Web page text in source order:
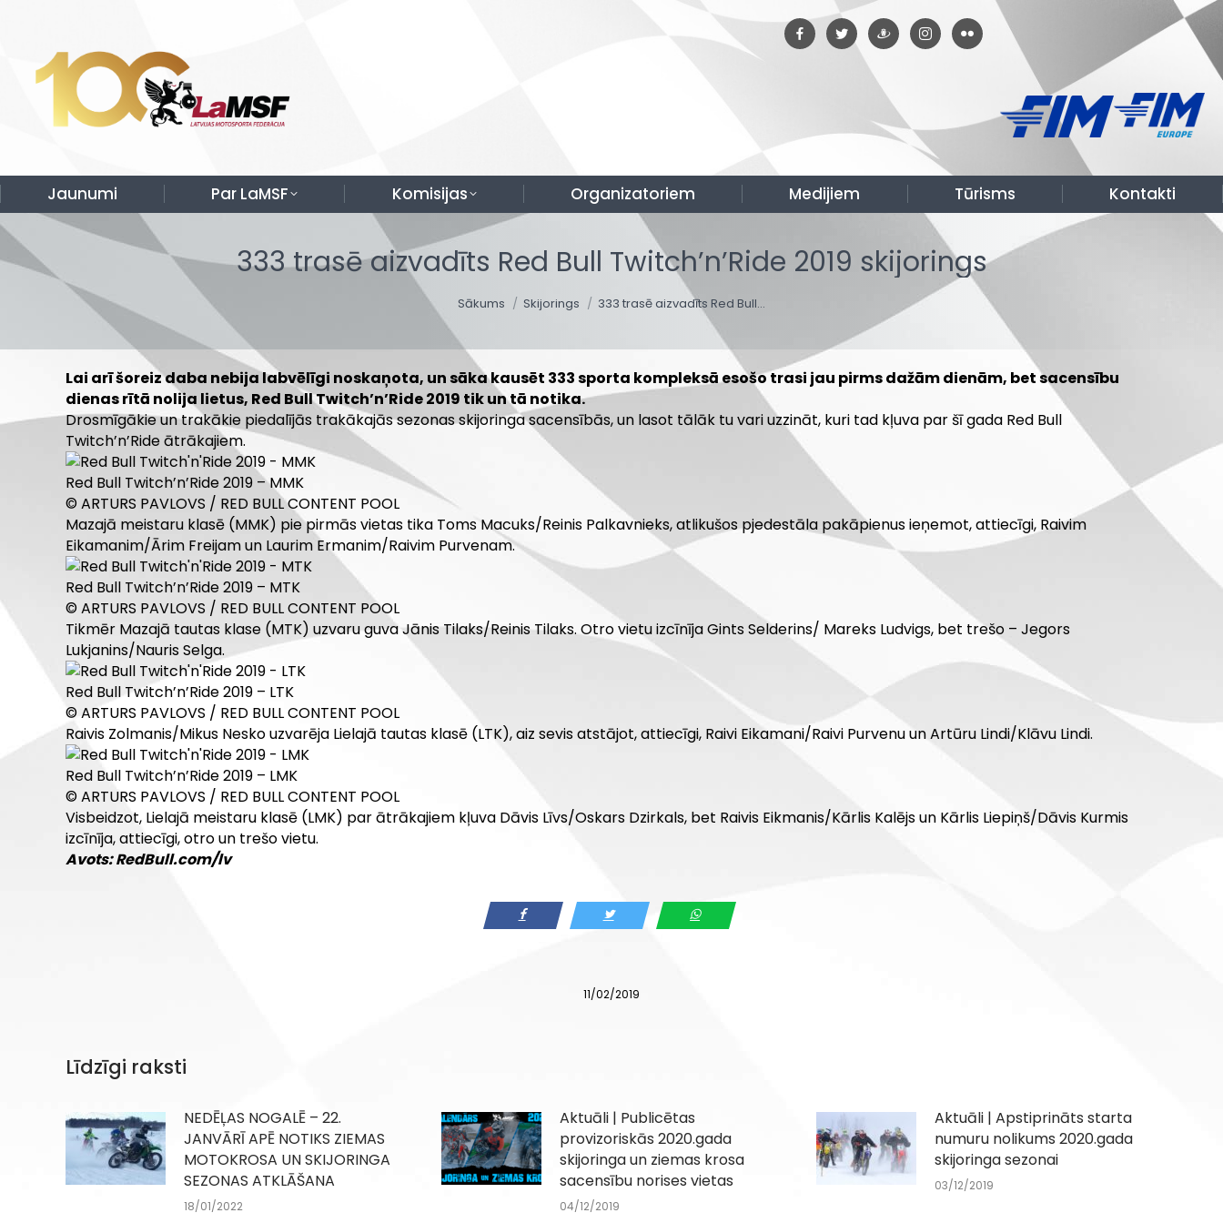
Jaunumi Par LaMSF Komisijas Organizatoriem Medijiem Tūrisms Kontakti
333 trasē aizvadīts Red Bull Twitch’n’Ride 2019 skijorings
Sākums Skijorings 333 trasē aizvadīts Red Bull…
Lai arī šoreiz daba nebija labvēlīgi noskaņota, un sāka kausēt 333 sporta kompleksā esošo trasi jau pirms dažām dienām, bet sacensību
dienas rītā nolija lietus, Red Bull Twitch’n’Ride 2019 tik un tā notika.
Drosmīgākie un trakākie piedalījās trakākajās sezonas skijoringa sacensībās, un lasot tālāk tu vari uzzināt, kuri tad kļuva par šī gada Red Bull
Twitch’n’Ride ātrākajiem.
Red Bull Twitch’n’Ride 2019 – MMK
© ARTURS PAVLOVS / RED BULL CONTENT POOL
Mazajā meistaru klasē (MMK) pie pirmās vietas tika Toms Macuks/Reinis Palkavnieks, atlikušos pjedestāla pakāpienus ieņemot, attiecīgi, Raivim
Eikamanim/Ārim Freijam un Laurim Ermanim/Raivim Purvenam.
Red Bull Twitch’n’Ride 2019 – MTK
© ARTURS PAVLOVS / RED BULL CONTENT POOL
Tikmēr Mazajā tautas klase (MTK) uzvaru guva Jānis Tilaks/Reinis Tilaks. Otro vietu izcīnīja Gints Selderins/ Mareks Ludvigs, bet trešo – Jegors
Lukjanins/Nauris Selga.
Red Bull Twitch’n’Ride 2019 – LTK
© ARTURS PAVLOVS / RED BULL CONTENT POOL
Raivis Zolmanis/Mikus Nesko uzvarēja Lielajā tautas klasē (LTK), aiz sevis atstājot, attiecīgi, Raivi Eikamani/Raivi Purvenu un Artūru Lindi/Klāvu Lindi.
Red Bull Twitch’n’Ride 2019 – LMK
© ARTURS PAVLOVS / RED BULL CONTENT POOL
Visbeidzot, Lielajā meistaru klasē (LMK) par ātrākajiem kļuva Dāvis Līvs/Oskars Dzirkals, bet Raivis Eikmanis/Kārlis Kalējs un Kārlis Liepiņš/Dāvis Kurmis
izcīnīja, attiecīgi, otro un trešo vietu.
Avots: RedBull.com/lv
11/02/2019
Līdzīgi raksti
NEDĒĻAS NOGALĒ – 22.
JANVĀRĪ APĒ NOTIKS ZIEMAS
MOTOKROSA UN SKIJORINGA
SEZONAS ATKLĀŠANA
18/01/2022
Aktuāli | Publicētas
provizoriskās 2020.gada
skijoringa un ziemas krosa
sacensību norises vietas
04/12/2019
Aktuāli | Apstiprināts starta
numuru nolikums 2020.gada
skijoringa sezonai
03/12/2019